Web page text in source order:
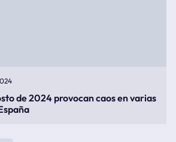
de 2024 provocan caos en varias